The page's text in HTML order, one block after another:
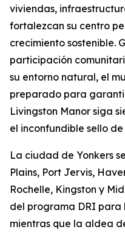
viviendas,
fortalezcan su centro
crecimiento sostenible.
participación
su entorno natural, el
preparado para
Livingston Manor siga
el inconfundible sello de
La ciudad de Yonkers
Plains, Port Jervis,
Rochelle, Kingston y
del programa DRI para
mientras que la aldea